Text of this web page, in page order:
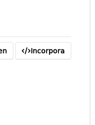
Incorpora